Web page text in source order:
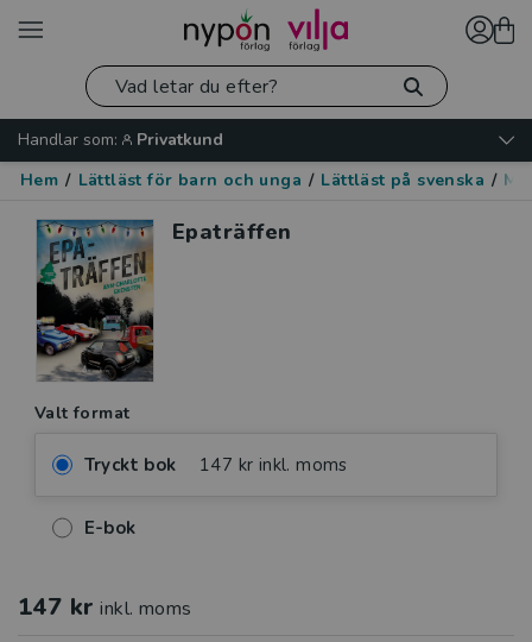
Handlar som:
Privatkund
Hem / Lättläst för barn och unga / Lättläst på svenska /
Epaträffen
Valt format
Tryckt bok 147 kr inkl. moms
E-bok
147 kr inkl. moms